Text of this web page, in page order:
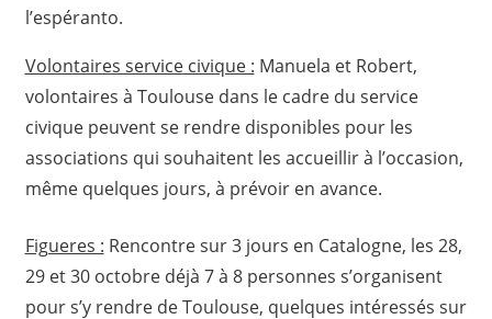
l’espéranto.
Volontaires service civique : Manuela et Robert,
volontaires à Toulouse dans le cadre du service
civique peuvent se rendre disponibles pour les
associations qui souhaitent les accueillir à l’occasion,
même quelques jours, à prévoir en avance.
Figueres : Rencontre sur 3 jours en Catalogne, les 28,
29 et 30 octobre déjà 7 à 8 personnes s’organisent
pour s’y rendre de Toulouse, quelques intéressés sur